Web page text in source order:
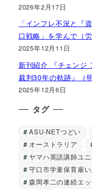
2026年2月17日
「インフレ不況と『
口戦略」を学んで（
2025年12月11日
新刊紹介 『チェンジ
裁判30年の軌跡』（
2025年12月6日
タグ
ASU-NETつどい
オーストラリア
ヤマハ英語講師ユ
守口市学童保育雇
森岡孝二の連続エッ